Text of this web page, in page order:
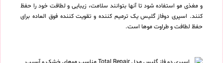
و مغذی مو استفاده شود تا آنها بتوانند سلامت، زیبایی و لطافت خود را حفظ
کنند. اسپری دوفاز گلیس یک ترمیم کننده و تقویت کننده فوق العاده برای
حفظ لطافت و طراوت موها است.